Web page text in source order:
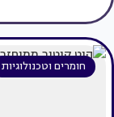
חומרים וטכנולוגיות